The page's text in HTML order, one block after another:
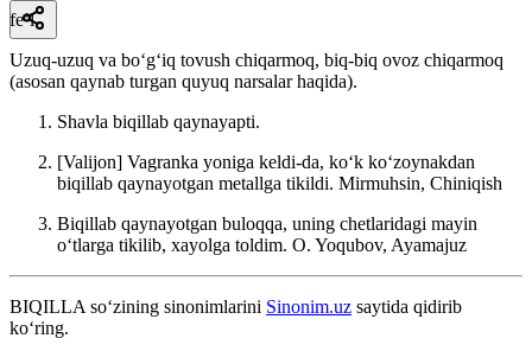
fe’l
Uzuq-uzuq va boʻgʻiq tovush chiqarmoq, biq-biq ovoz chiqarmoq
(asosan qaynab turgan quyuq narsalar haqida).
Shavla biqillab qaynayapti.
[Valijon] Vagranka yoniga keldi-da, koʻk koʻzoynakdan
biqillab qaynayotgan metallga tikildi. Mirmuhsin, Chiniqish
Biqillab qaynayotgan buloqqa, uning chetlaridagi mayin
oʻtlarga tikilib, xayolga toldim. O. Yoqubov, Ayamajuz
BIQILLA so‘zining sinonimlarini Sinonim.uz saytida qidirib
ko‘ring.